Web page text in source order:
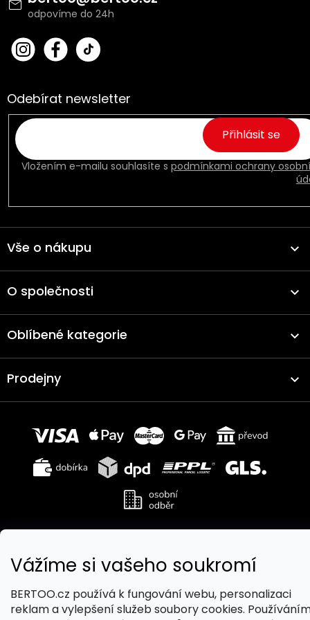
Vážíme si vašeho soukromí
BERTOO.cz používá k fungování webu, personalizaci
reklam a vylepšení služeb soubory cookies.
bert
oo_
Fac
ebo
Odebírat newsletter
Vložením e-mailu souhlasíte s podmínkami ochrany
Přihlásit se
Vše o nákupu
O společnosti
Oblíbené kategorie
Prodejny
Vytvořil Shoptet
Upravit nastavení cookies